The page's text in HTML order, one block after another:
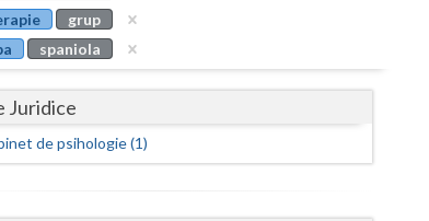
Cluj
Constanta
Dambovita
grup
spaniola
Juridice
de psihologie (1)